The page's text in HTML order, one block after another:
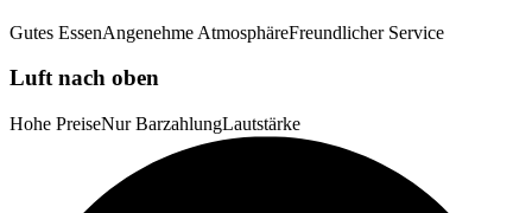
Gutes EssenAngenehme AtmosphäreFreundlicher Service
Luft nach oben
Hohe PreiseNur BarzahlungLautstärke